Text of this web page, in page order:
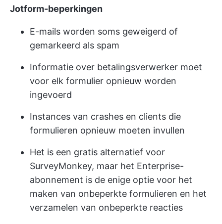
Jotform-beperkingen
E-mails worden soms geweigerd of
gemarkeerd als spam
Informatie over betalingsverwerker moet
voor elk formulier opnieuw worden
ingevoerd
Instances van crashes en clients die
formulieren opnieuw moeten invullen
Het is een gratis alternatief voor
SurveyMonkey, maar het Enterprise-
abonnement is de enige optie voor het
maken van onbeperkte formulieren en het
verzamelen van onbeperkte reacties